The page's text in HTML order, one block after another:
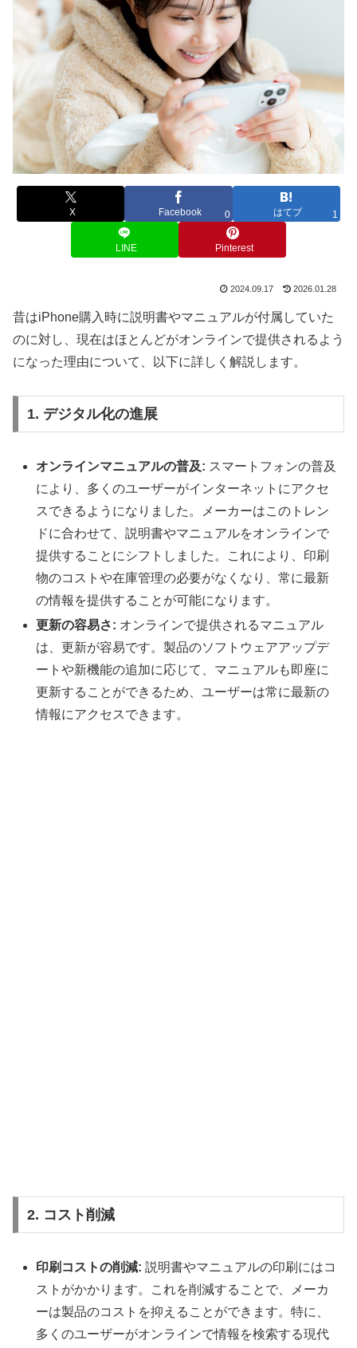
X Facebook 0 はてブ 1
LINE Pinterest
2024.09.17 2026.01.28
昔はiPhone購入時に説明書やマニュアルが付属していた
のに対し、現在はほとんどがオンラインで提供されるよう
になった理由について、以下に詳しく解説します。
1. デジタル化の進展
オンラインマニュアルの普及: スマートフォンの普及
により、多くのユーザーがインターネットにアクセ
スできるようになりました。メーカーはこのトレン
ドに合わせて、説明書やマニュアルをオンラインで
提供することにシフトしました。これにより、印刷
物のコストや在庫管理の必要がなくなり、常に最新
の情報を提供することが可能になります。
更新の容易さ: オンラインで提供されるマニュアル
は、更新が容易です。製品のソフトウェアアップデ
ートや新機能の追加に応じて、マニュアルも即座に
更新することができるため、ユーザーは常に最新の
情報にアクセスできます。
2. コスト削減
印刷コストの削減: 説明書やマニュアルの印刷にはコ
ストがかかります。これを削減することで、メーカ
ーは製品のコストを抑えることができます。特に、
多くのユーザーがオンラインで情報を検索する現代